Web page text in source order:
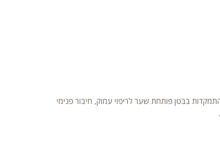
בבטן פותחת שער לריפוי עמוק, חיבור פנימי